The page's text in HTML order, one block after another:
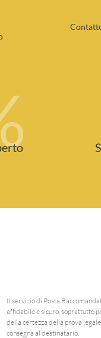
Il servizio di Posta
affidabile e sicuro, soprattutto
della certezza della prova
consegna al destinatario.